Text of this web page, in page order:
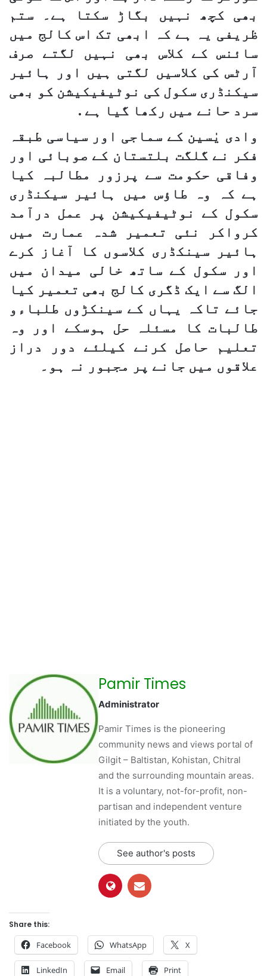
بھی کچھ نہیں بگاڑ سکتا ہے۔ ستم
ظریفی یہ ہے کہ ابھی تک اس کالج میں
سائنس کے کلاس بھی نہیں لگتے صرف
آرٹس کی کلاسیں لگتی ہیں اور ہائیر
سیکنڈری سکول کی نوٹیفیکیشن کو بھی
سرد حانے میں رکھا گیا ہے .
وادی یٰسین کے سماجی اور سیاسی طبقہ
فکر نے گلگت بلتستان کے صوبائی اور
وفاقی حکومت سے پرزور مطالبہ کیا
ہے کہ وہ طاﺅس میں ہائیر سیکنڈری
سکول کے نوٹیفیکیشن پر عمل درآمد
کرواکر نئی تعمیر شدہ عمارت میں
ہائیر سینکڈری کلاسوں کا آغاز کرے
اور سکول کے ساتھ خالی میدان میں
الگ سے ایک ڈگری کالج بھی تعمیر کیا
جائے تاکہ یہاں کے سینکڑوں طلباءو
طالبات کا مسئلہ حل ہوسکے اور وہ
تعلیم حاصل کرنے کیلئے دور دراز
علاقوں میں جانے پر مجبور نہ ہو۔
Pamir Times
Administrator
Pamir Times is the pioneering
community news and views portal of
Gilgit – Baltistan, Kohistan, Chitral
and the surrounding mountain areas.
It is a voluntary, not-for-profit, non-
partisan and independent venture
initiated by the youth.
See author's posts
Share this:
Facebook WhatsApp X
LinkedIn Email Print